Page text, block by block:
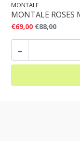
MONTALE
MONTALE ROSES
€69,00 €88,00
-